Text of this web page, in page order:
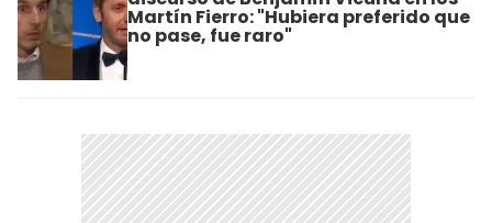
Martín Fierro: "Hubiera preferido que
no pase, fue raro"